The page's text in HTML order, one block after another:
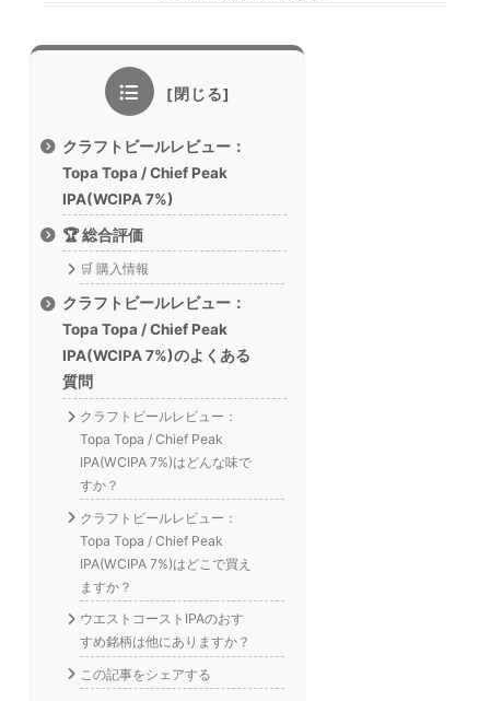
クラフトビールレビュー：
Topa Topa / Chief Peak
IPA(WCIPA 7%)
🏆 総合評価
🛒 購入情報
クラフトビールレビュー：
Topa Topa / Chief Peak
IPA(WCIPA 7%)のよくある
質問
クラフトビールレビュー：
Topa Topa / Chief Peak
IPA(WCIPA 7%)はどんな味で
すか？
クラフトビールレビュー：
Topa Topa / Chief Peak
IPA(WCIPA 7%)はどこで買え
ますか？
ウエストコーストIPAのおす
すめ銘柄は他にありますか？
この記事をシェアする